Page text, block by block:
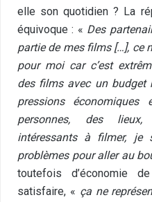
elle son quotidien ? La
équivoque : « Des
partie de mes films […], ce
pour moi car c’est
des films avec un budget
pressions
personnes, des
intéressants à filmer, je
problèmes pour aller au
toutefois d’économie
satisfaire, « ça ne